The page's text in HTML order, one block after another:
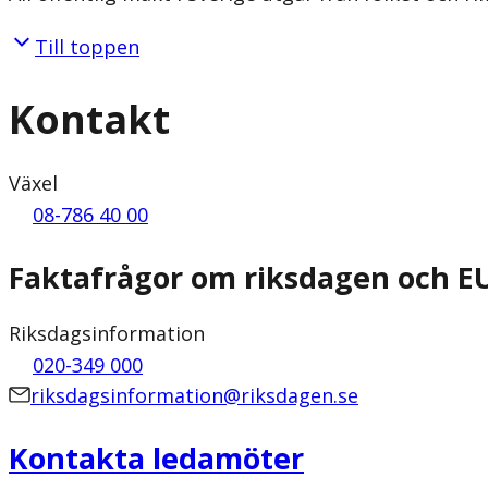
Till toppen
Kontakt
Växel
08-786 40 00
Faktafrågor om riksdagen och
Riksdagsinformation
020-349 000
riksdagsinformation@riksdagen.se
Kontakta ledamöter